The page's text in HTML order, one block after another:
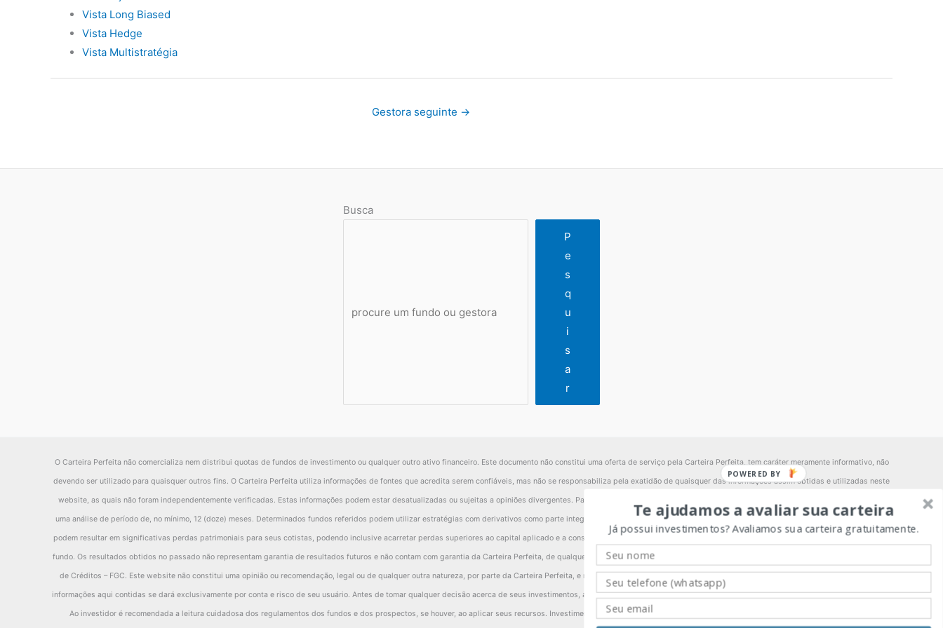
Vista Long Biased
Vista Hedge
Vista Multistratégia
Gestora seguinte →
Busca
P
e
s
q
u
i
s
a
r
O Carteira Perfeita não comercializa nem distribui quotas de fundos de investimento ou qualquer outro ativo financeiro. Este documento não constitui uma oferta de serviço pela Carteira Perfeita, tem caráter meramente informativo, não
devendo ser utilizado para quaisquer outros fins. O Carteira Perfeita utiliza informações de fontes que acredita serem confiáveis, mas não se responsabiliza pela exatidão de quaisquer das informações assim obtidas e utilizadas neste
website, as quais não foram independentemente verificadas. Estas informações podem estar desatualizadas ou sujeitas a opiniões divergentes. Para avaliação da performance de quaisquer fundos de investimentos, é recomendável
uma análise de período de, no mínimo, 12 (doze) meses. Determinados fundos referidos podem utilizar estratégias com derivativos como parte integrante de sua política de investimento. Tais estratégias, da forma como são adotadas,
podem resultar em significativas perdas patrimoniais para seus cotistas, podendo inclusive acarretar perdas superiores ao capital aplicado e a consequente obrigação do cotista de aportar recursos adicionais para cobrir o prejuízo do
fundo. Os resultados obtidos no passado não representam garantia de resultados futuros e não contam com garantia da Carteira Perfeita, de qualquer de suas afiliadas, de qualquer mecanismo de seguro ou, ainda, do Fundo Garantidor
de Créditos – FGC. Este website não constitui uma opinião ou recomendação, legal ou de qualquer outra natureza, por parte da Carteira Perfeita, e não leva em consideração a situação particular de qualquer pessoa. A utilização das
informações aqui contidas se dará exclusivamente por conta e risco de seu usuário. Antes de tomar qualquer decisão acerca de seus investimentos, a Carteira Perfeita recomenda ao interessado que consulte seu próprio consultor legal.
Ao investidor é recomendada a leitura cuidadosa dos regulamentos dos fundos e dos prospectos, se houver, ao aplicar seus recursos. Investimentos implicam na exposição a riscos, inclusive na possibilidade de perda total do
Te ajudamos a avaliar sua carteira
Já possui investimentos? Avaliamos sua carteira gratuitamente.
POWERED BY